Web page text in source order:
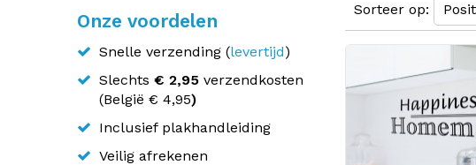
Sorteer op
Onze voordelen
Snelle verzending (levertijd)
Slechts € 2,95 verzendkosten
(België € 4,95)
Inclusief plakhandleiding
Veilig afrekenen